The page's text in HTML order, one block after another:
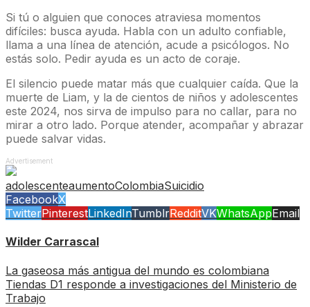
Si tú o alguien que conoces atraviesa momentos
difíciles: busca ayuda. Habla con un adulto confiable,
llama a una línea de atención, acude a psicólogos. No
estás solo. Pedir ayuda es un acto de coraje.
El silencio puede matar más que cualquier caída. Que la
muerte de Liam, y la de cientos de niños y adolescentes
este 2024, nos sirva de impulso para no callar, para no
mirar a otro lado. Porque atender, acompañar y abrazar
puede salvar vidas.
Advertisement
adolescenteaumentoColombiaSuicidio
FacebookX
TwitterPinterestLinkedInTumblrRedditVKWhatsAppEmail
Wilder Carrascal
La gaseosa más antigua del mundo es colombiana
Tiendas D1 responde a investigaciones del Ministerio de
Trabajo